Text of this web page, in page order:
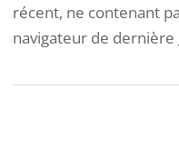
récent, ne contenant
navigateur de